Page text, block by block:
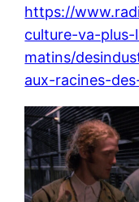
https://
culture-va-
matins/
aux-racines-